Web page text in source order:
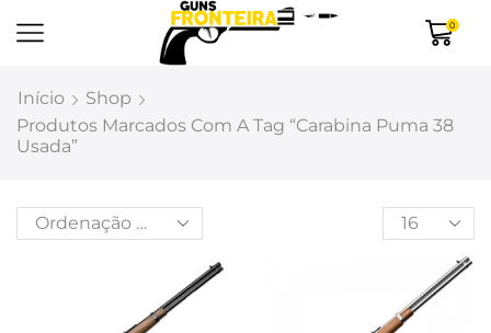
0
Início
Shop
Produtos Marcados Com A Tag “carabina Puma 38
Usada”